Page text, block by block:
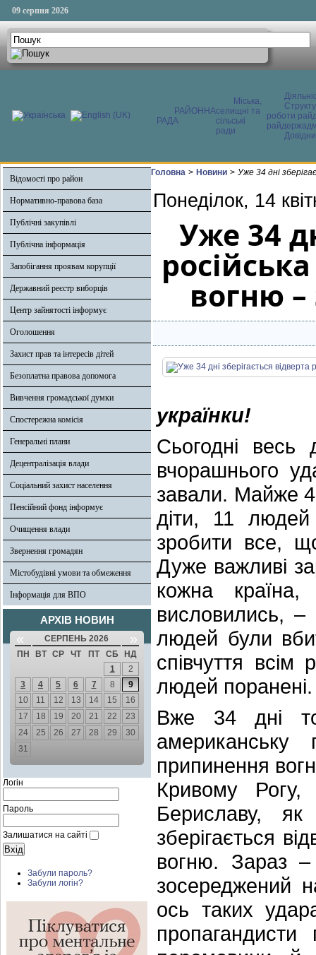
09 серпня 2026
РАЙОННА
РАДА
Міська,
селищні та
сільські
ради
роботи
Відомості про район
Нормативно-правова база
Публічні закупівлі
Публічна інформація
Запобігання проявам корупції
Державний реєстр виборців
Центр зайнятості інформує
Оголошення
Захист прав та інтересів дітей
Безоплатна правова допомога
Вивчення громадської думки
Спостережна комісія
Генеральні плани
Децентралізація влади
Соціальний захист населення
Пенсійний фонд інформує
Очищення влади
Звернення громадян
Містобудівні умови та обмеження
Інформація для ВПО
АРХІВ НОВИН
« СЕРПЕНЬ 2026 »
ПН ВТ СР ЧТ ПТ СБ
НД
1
2
3
4 5 6 7 8
9
10
11 12 13 14 15
16
17
18 19 20 21 22
23
24
25 26 27 28 29
30
31
Логін
Пароль
Залишатися на сайті
Забули пароль?
Забули логін?
Головна > Новини > Уже 34 дні
Понеділок, 14
Уже 34
вогню
українки!
Сьогодні
вчорашнього
завали. Майже
діти, 11 людей
зробити все,
Дуже важливі
кожна країна,
висловились, –
людей були
співчуття
людей поранені.
Вже 34 дні
американську
припинення
Кривому
Бериславу,
зберігається
вогню. Зараз
зосереджений
ось таких